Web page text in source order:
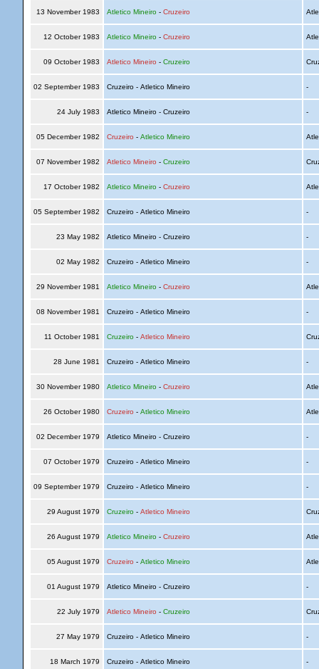
13 November 1983 Atletico Mineiro- Cruzeiro
12 October 1983 Atletico Mineiro- Cruzeiro
09 October 1983 Atletico Mineiro - Cruzeiro
02 September 1983 Cruzeiro - Atletico Mineiro -
24 July 1983 Atletico Mineiro - Cruzeiro -
05 December 1982 Cruzeiro - Atletico Mineiro
07 November 1982 Atletico Mineiro - Cruzeiro
17 October 1982 Atletico Mineiro- Cruzeiro
05 September 1982 Cruzeiro - Atletico Mineiro -
23 May 1982 Atletico Mineiro - Cruzeiro -
02 May 1982 Cruzeiro - Atletico Mineiro -
29 November 1981 Atletico Mineiro- Cruzeiro
08 November 1981 Cruzeiro - Atletico Mineiro -
11 October 1981 Cruzeiro- Atletico Mineiro
28 June 1981 Cruzeiro - Atletico Mineiro -
30 November 1980 Atletico Mineiro- Cruzeiro
26 October 1980 Cruzeiro - Atletico Mineiro
02 December 1979 Atletico Mineiro - Cruzeiro -
07 October 1979 Cruzeiro - Atletico Mineiro -
09 September 1979 Cruzeiro - Atletico Mineiro -
29 August 1979 Cruzeiro- Atletico Mineiro
26 August 1979 Atletico Mineiro- Cruzeiro
05 August 1979 Cruzeiro - Atletico Mineiro
01 August 1979 Atletico Mineiro - Cruzeiro -
22 July 1979 Atletico Mineiro - Cruzeiro
27 May 1979 Cruzeiro - Atletico Mineiro -
18 March 1979 Cruzeiro - Atletico Mineiro -